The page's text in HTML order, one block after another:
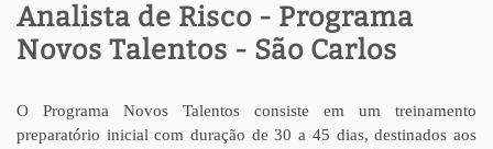
Analista de Risco - Programa
Novos Talentos - São Carlos
O Programa Novos Talentos consiste em um treinamento
preparatório inicial com duração de 30 a 45 dias, destinados aos